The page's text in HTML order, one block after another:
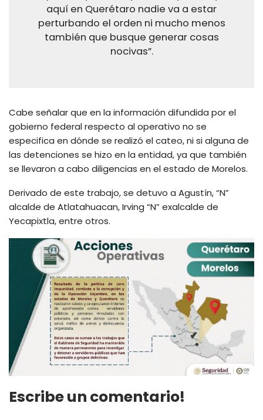
aquí en Querétaro nadie va a estar
perturbando el orden ni mucho menos
también que busque generar cosas
nocivas”.
Cabe señalar que en la información difundida por el
gobierno federal respecto al operativo no se
especifica en dónde se realizó el cateo, ni si alguna de
las detenciones se hizo en la entidad, ya que también
se llevaron a cabo diligencias en el estado de Morelos.
Derivado de este trabajo, se detuvo a Agustín, “N”
alcalde de Atlatahuacan, Irving “N” exalcalde de
Yecapixtla, entre otros.
Escribe un comentario!